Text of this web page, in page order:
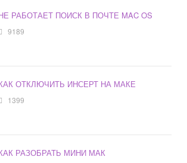
РАБОТАЕТ ПОИСК В ПОЧТЕ MAC OS
9189
ОТКЛЮЧИТЬ ИНСЕРТ НА МАКЕ
1399
РАЗОБРАТЬ МИНИ МАК